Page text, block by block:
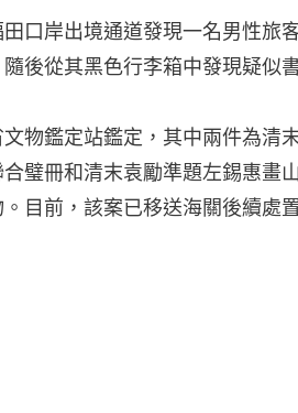
田口岸出境通道發現一名男性旅
後從其黑色行李箱中發現疑似
物鑑定站鑑定，其中兩件為清
璧冊和清末袁勵準題左錫惠畫
目前，該案已移送海關後續處